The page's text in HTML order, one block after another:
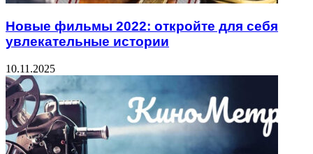
Новые фильмы 2022: откройте для себя
увлекательные истории
10.11.2025